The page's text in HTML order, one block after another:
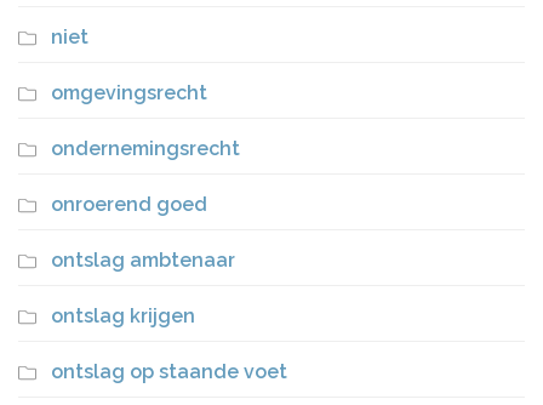
niet
omgevingsrecht
ondernemingsrecht
onroerend goed
ontslag ambtenaar
ontslag krijgen
ontslag op staande voet